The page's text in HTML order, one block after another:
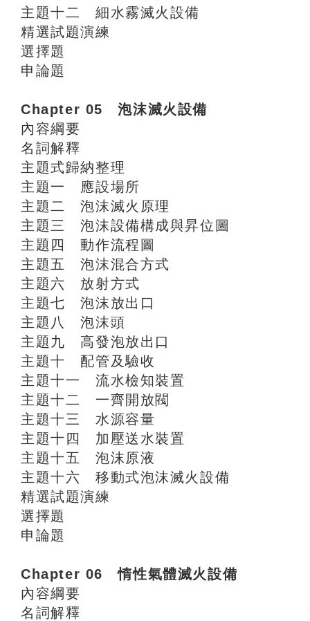
主題十二 細水霧滅火設備
精選試題演練
選擇題
申論題
Chapter 05 泡沫滅火設備
內容綱要
名詞解釋
主題式歸納整理
主題一 應設場所
主題二 泡沫滅火原理
主題三 泡沫設備構成與昇位圖
主題四 動作流程圖
主題五 泡沫混合方式
主題六 放射方式
主題七 泡沫放出口
主題八 泡沫頭
主題九 高發泡放出口
主題十 配管及驗收
主題十一 流水檢知裝置
主題十二 一齊開放閥
主題十三 水源容量
主題十四 加壓送水裝置
主題十五 泡沫原液
主題十六 移動式泡沫滅火設備
精選試題演練
選擇題
申論題
Chapter 06 惰性氣體滅火設備
內容綱要
名詞解釋